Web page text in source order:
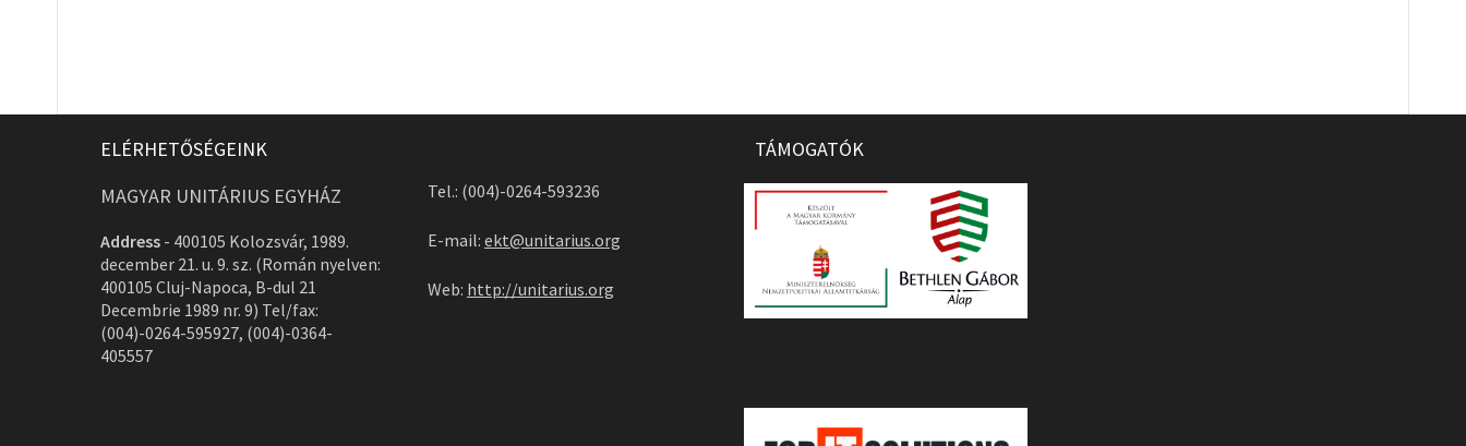
ELÉRHETŐSÉGEINK
MAGYAR UNITÁRIUS EGYHÁZ
Address - 400105 Kolozsvár, 1989.
december 21. u. 9. sz. (Román nyelven:
400105 Cluj-Napoca, B-dul 21
Decembrie 1989 nr. 9) Tel/fax:
(004)-0264-595927, (004)-0364-
405557
Tel.: (004)-0264-593236
E-mail: ekt@unitarius.org
Web: http://unitarius.org
TÁMOGATÓK